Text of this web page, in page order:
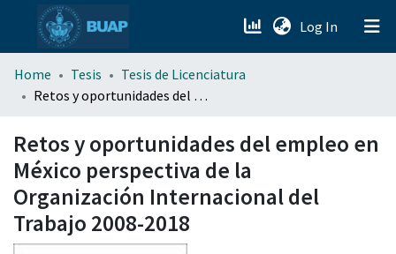
Log In (current)
menu.section.about_menu
Home Tesis
Tesis de Licenciatura
Retos y oportunidades del empleo en México perspectiva de la Organización Internacional del Trabajo 2008-2018
Retos y oportunidades del empleo en
México perspectiva de la
Organización Internacional del
Trabajo 2008-2018